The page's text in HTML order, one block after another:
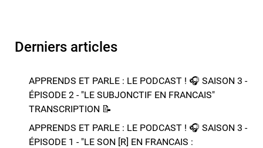
Derniers articles
APPRENDS ET PARLE : LE PODCAST ! 🎧 SAISON 3 -
ÉPISODE 2 - "LE SUBJONCTIF EN FRANCAIS" ​​​​
TRANSCRIPTION 📝​
APPRENDS ET PARLE : LE PODCAST ! 🎧 SAISON 3 -
ÉPISODE 1 - "LE SON [R] EN FRANCAIS :